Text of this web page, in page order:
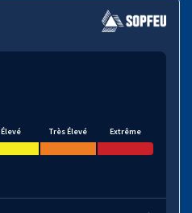
Élevé Très Élevé Extrême